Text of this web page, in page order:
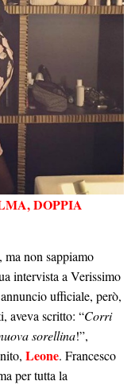
DOPPIA
ma non sappiamo
intervista a Verissimo
ufficiale, però,
aveva scritto: “Corri
sorellina!”,
Leone. Francesco
per tutta la